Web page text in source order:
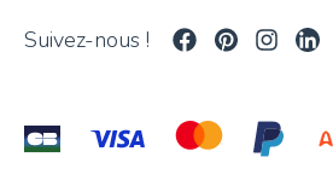
Suivez-nous !